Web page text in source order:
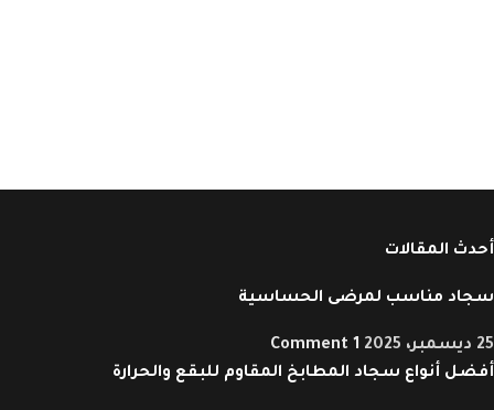
أحدث المقالات
سجاد مناسب لمرضى الحساسية
25 ديسمبر، 2025
1 Comment
أفضل أنواع سجاد المطابخ المقاوم للبقع والحرارة